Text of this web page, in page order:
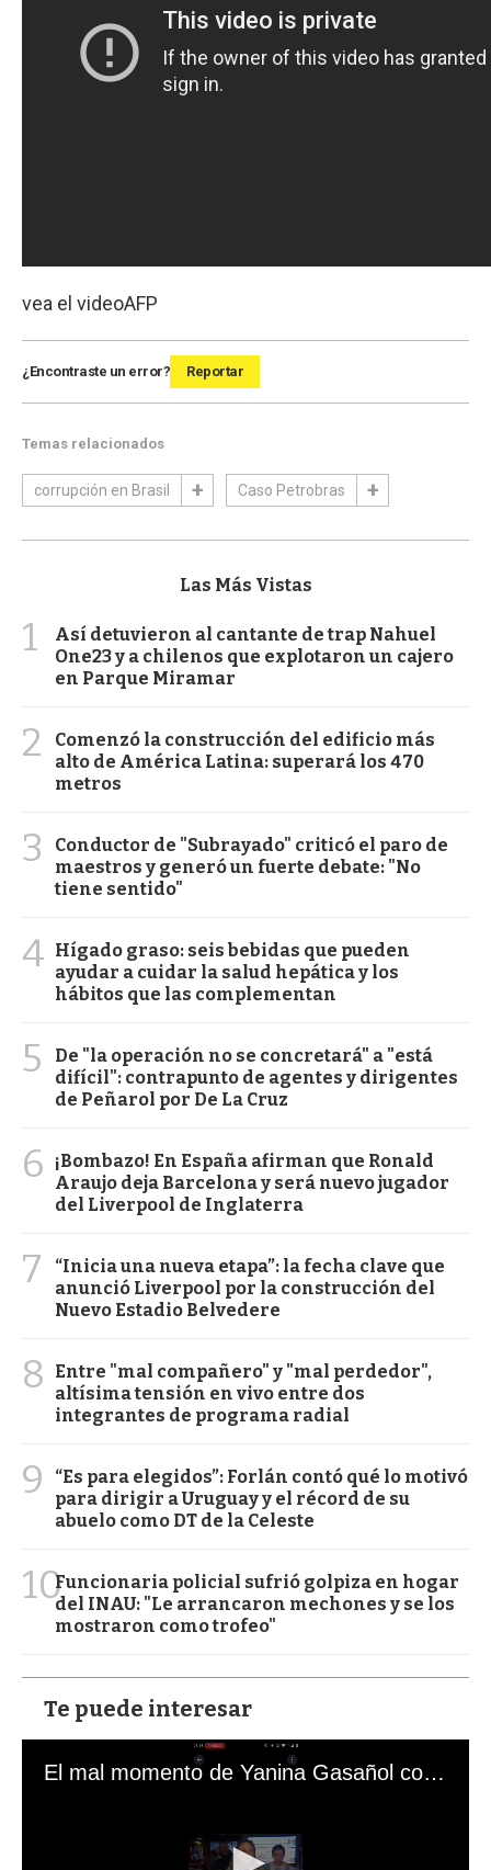
vea el videoAFP
¿Encontraste un error? Reportar
Temas relacionados
corrupción en Brasil Caso Petrobras
Las Más Vistas
1
Así detuvieron al cantante de trap Nahuel
One23 y a chilenos que explotaron un cajero
en Parque Miramar
2
Comenzó la construcción del edificio más
alto de América Latina: superará los 470
metros
3
Conductor de "Subrayado" criticó el paro de
maestros y generó un fuerte debate: "No
tiene sentido"
4 Hígado graso: seis bebidas que pueden
ayudar a cuidar la salud hepática y los
hábitos que las complementan
5
De "la operación no se concretará" a "está
difícil": contrapunto de agentes y dirigentes
de Peñarol por De La Cruz
6
¡Bombazo! En España afirman que Ronald
Araujo deja Barcelona y será nuevo jugador
del Liverpool de Inglaterra
7
“Inicia una nueva etapa”: la fecha clave que
anunció Liverpool por la construcción del
Nuevo Estadio Belvedere
8
Entre "mal compañero" y "mal perdedor",
altísima tensión en vivo entre dos
integrantes de programa radial
9
“Es para elegidos”: Forlán contó qué lo motivó
para dirigir a Uruguay y el récord de su
abuelo como DT de la Celeste
10Funcionaria policial sufrió golpiza en hogar
del INAU: "Le arrancaron mechones y se los
mostraron como trofeo"
Te puede interesar
El mal momento de Yanina Gasañol con un hincha argentino en "Subrayado"